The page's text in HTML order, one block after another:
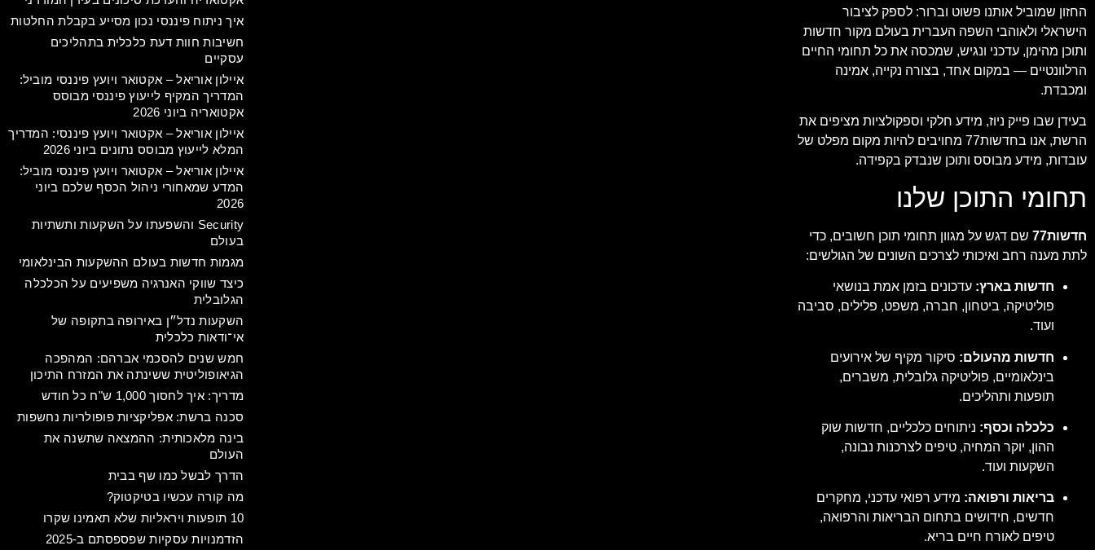
החזון שמוביל אותנו פשוט וברור: לספק לציבור
הישראלי ולאוהבי השפה העברית בעולם מקור חדשות
ותוכן מהימן, עדכני ונגיש, שמכסה את כל תחומי החיים
הרלוונטיים — במקום אחד, בצורה נקייה, אמינה
ומכבדת.
בעידן שבו פייק ניוז, מידע חלקי וספקולציות מציפים את
הרשת, אנו בחדשות77 מחויבים להיות מקום מפלט של
עובדות, מידע מבוסס ותוכן שנבדק בקפידה.
תחומי התוכן שלנו
חדשות77
שם דגש על מגוון תחומי תוכן חשובים, כדי
לתת מענה רחב ואיכותי לצרכים השונים של הגולשים:
חדשות בארץ: עדכונים בזמן אמת בנושאי
פוליטיקה, ביטחון, חברה, משפט, פלילים, סביבה
ועוד.
חדשות מהעולם: סיקור מקיף של אירועים
בינלאומיים, פוליטיקה גלובלית, משברים,
תופעות ותהליכים.
כלכלה וכסף: ניתוחים כלכליים, חדשות שוק
ההון, יוקר המחיה, טיפים לצרכנות נבונה,
השקעות ועוד.
בריאות ורפואה: מידע רפואי עדכני, מחקרים
חדשים, חידושים בתחום הבריאות והרפואה,
טיפים לאורח חיים בריא.
איך ניתוח פיננסי נכון מסייע בקבלת החלטות
חשיבות חוות דעת כלכלית בתהליכים
עסקיים
איילון אוריאל – אקטואר ויועץ פיננסי מוביל:
המדריך המקיף לייעוץ פיננסי מבוסס
אקטואריה ביוני 2026
איילון אוריאל – אקטואר ויועץ פיננסי: המדריך
המלא לייעוץ מבוסס נתונים ביוני 2026
איילון אוריאל – אקטואר ויועץ פיננסי מוביל:
המדע שמאחורי ניהול הכסף שלכם ביוני
2026
Security והשפעתו על השקעות ותשתיות
בעולם
מגמות חדשות בעולם ההשקעות הבינלאומי
כיצד שווקי האנרגיה משפיעים על הכלכלה
הגלובלית
השקעות נדל״ן באירופה בתקופה של
אי־ודאות כלכלית
חמש שנים להסכמי אברהם: המהפכה
הגיאופוליטית ששינתה את המזרח התיכון
מדריך: איך לחסוך 1,000 ש"ח כל חודש
סכנה ברשת: אפליקציות פופולריות נחשפות
בינה מלאכותית: ההמצאה שתשנה את
העולם
הדרך לבשל כמו שף בבית
מה קורה עכשיו בטיקטוק?
10 תופעות ויראליות שלא תאמינו שקרו
הזדמנויות עסקיות שפספסתם ב-2025